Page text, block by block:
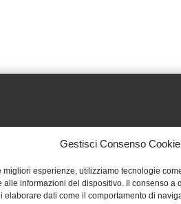
Gestisci Consenso Cookie
migliori esperienze, utilizziamo tecnologie
alle informazioni del dispositivo. Il consenso a
elaborare dati come il comportamento di